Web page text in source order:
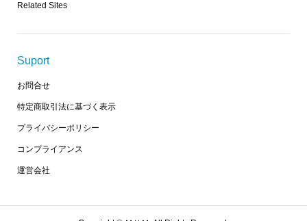
Related Sites
Suport
お問合せ
特定商取引法に基づく表示
プライバシーポリシー
コンプライアンス
運営会社